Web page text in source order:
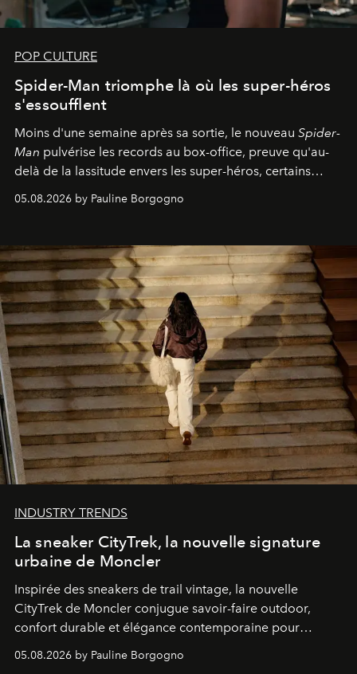
POP CULTURE
Spider-Man triomphe là où les super-héros
s'essoufflent
Moins d'une semaine après sa sortie, le nouveau Spider-
Man pulvérise les records au box-office, preuve qu'au-
delà de la lassitude envers les super-héros, certains
05.08.2026 by Pauline Borgogno
INDUSTRY TRENDS
La sneaker CityTrek, la nouvelle signature
urbaine de Moncler
Inspirée des sneakers de trail vintage, la nouvelle
CityTrek de Moncler conjugue savoir-faire outdoor,
confort durable et élégance contemporaine pour
05.08.2026 by Pauline Borgogno